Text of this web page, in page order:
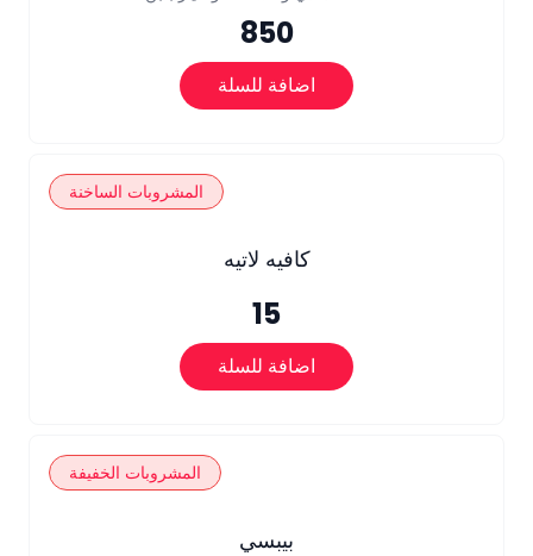
850
اضافة للسلة
المشروبات الساخنة
كافيه لاتيه
15
اضافة للسلة
المشروبات الخفيفة
بيبسي